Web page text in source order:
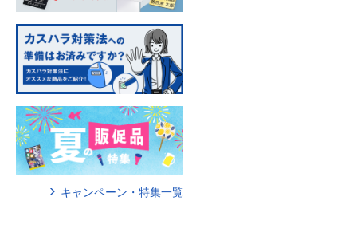
キャンペーン・特集一覧